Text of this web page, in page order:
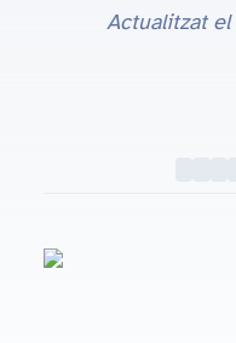
Actualitzat el